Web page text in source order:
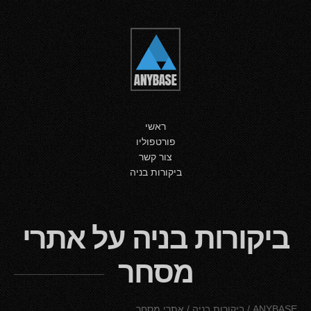
ראשי
פורטפוליו
צור קשר
ביקורות בניה
ביקורות בניה על אתרי
מסחר